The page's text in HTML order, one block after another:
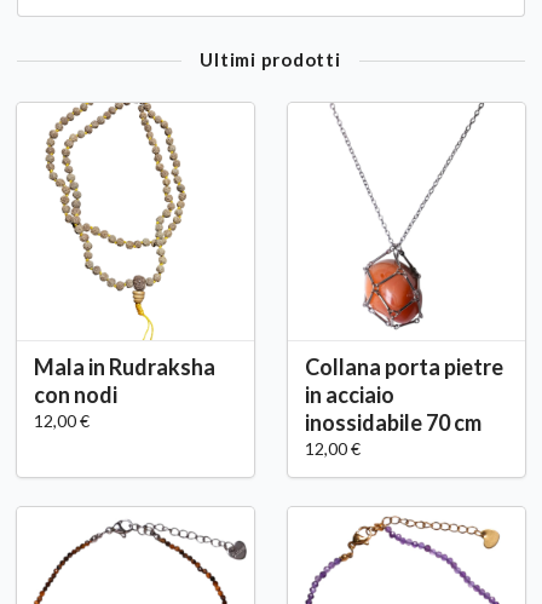
Ultimi prodotti
Mala in Rudraksha
con nodi
12,00 €
Collana porta pietre
in acciaio
inossidabile 70 cm
12,00 €